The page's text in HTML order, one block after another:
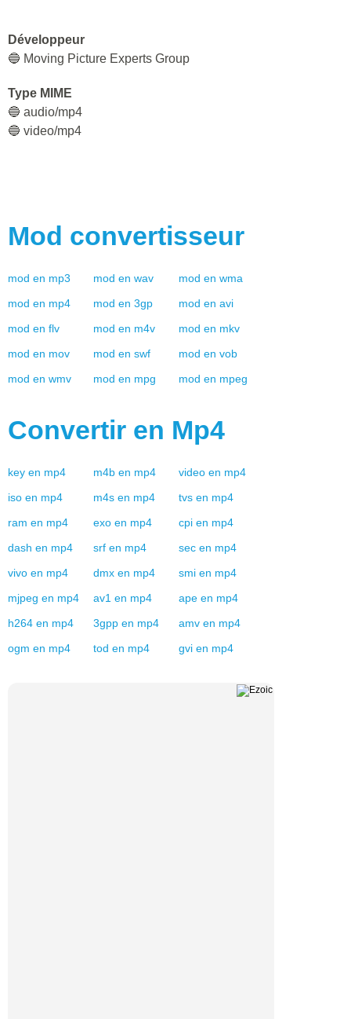
Développeur
🔵 Moving Picture Experts Group
Type MIME
🔵 audio/mp4
🔵 video/mp4
Mod convertisseur
mod en mp3 mod en wav mod en wma
mod en mp4 mod en 3gp mod en avi
mod en flv mod en m4v mod en mkv
mod en mov mod en swf mod en vob
mod en wmv mod en mpg mod en mpeg
Convertir en Mp4
key en mp4 m4b en mp4 video en mp4
iso en mp4 m4s en mp4 tvs en mp4
ram en mp4 exo en mp4 cpi en mp4
dash en mp4 srf en mp4 sec en mp4
vivo en mp4 dmx en mp4 smi en mp4
mjpeg en mp4 av1 en mp4 ape en mp4
h264 en mp4 3gpp en mp4 amv en mp4
ogm en mp4 tod en mp4 gvi en mp4